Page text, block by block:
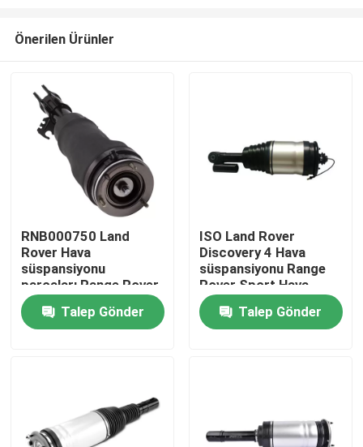
Evde
Önerilen Ürünler
RNB000750 Land
Rover Hava
süspansiyonu
parçaları Range Rover
L322 Ön Şok emici
Talep Gönder
ISO Land Rover
Discovery 4 Hava
süspansiyonu Range
Rover Sport Hava
süspansiyonu
LR015018Talep Gönder